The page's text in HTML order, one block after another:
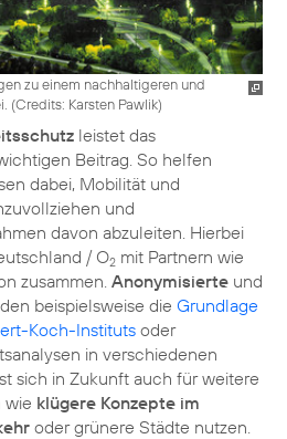
zu einem nachhaltigeren und
(Credits: Karsten Pawlik)
leistet das
Beitrag. So helfen
dabei, Mobilität und
und
davon abzuleiten. Hierbei
/ O2 mit Partnern wie
zusammen. Anonymisierte und
beispielsweise die Grundlage
Koch-Instituts oder
in verschiedenen
sich in Zukunft auch für weitere
wie klügere Konzepte im
oder grünere Städte nutzen.